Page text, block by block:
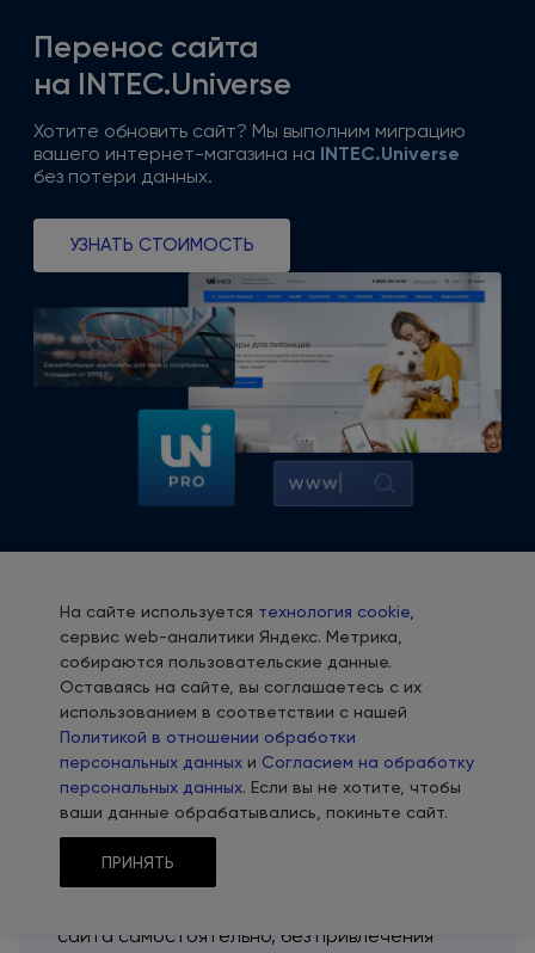
Перенос сайта
на INTEC.Universe
Хотите обновить сайт? Мы выполним миграцию
вашего интернет-магазина на INTEC.Universe
без потери данных.
УЗНАТЬ СТОИМОСТЬ
Сильные продающиесвойства
сайта
Применяем проверенные маркетинговые
наработкис 2009
на сотняхпроектов
сайта самостоятельно, без привлечения
На сайте используется технология cookie
сервис web-аналитики Яндекс. Метрика,
собираются пользовательские данные.
Оставаясь на сайте, вы соглашаетесь с их
использованием в соответствии с нашей
Политикой в отношении обработки
персональных данных и Согласием на обработку
персональных данных. Если вы не хотите, чтобы
ваши данные обрабатывались, покиньте сайт.
ПРИНЯТЬ